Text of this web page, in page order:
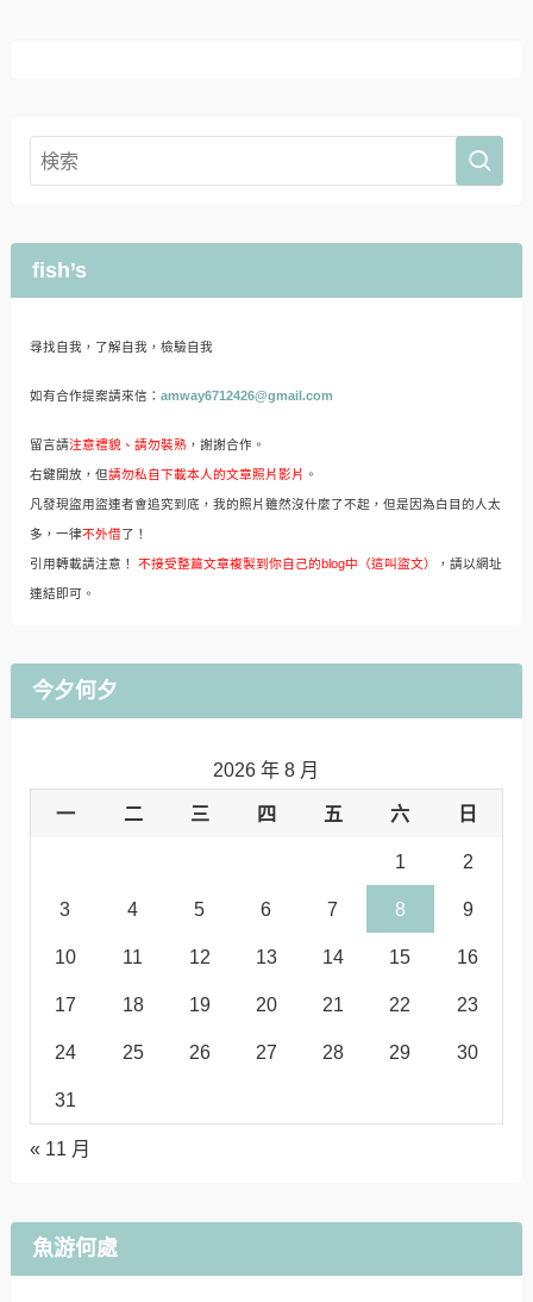
fish’s
尋找自我，了解自我，檢驗自我
如有合作提案請來信： amway6712426@gmail.com
留言請注意禮貌、請勿裝熟，謝謝合作。
右鍵開放，但請勿私自下載本人的文章照片影片 。
凡發現盜用盜連者會追究到底，我的照片雖然沒什麼了不起，但是因為白目的人太
多，一律不外借了！
引用轉載請注意！ 不接受整篇文章複製到你自己的blog中（這叫盜文） ，請以網址
連結即可。
今夕何夕
2026 年 8 月
一 二 三 四 五 六 日
1 2
3 4 5 6 7 8 9
10 11 12 13 14 15 16
17 18 19 20 21 22 23
24 25 26 27 28 29 30
31
« 11 月
魚游何處